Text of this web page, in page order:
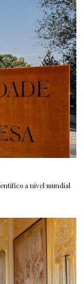
a nível mundial